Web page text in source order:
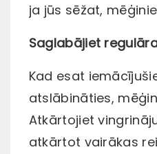
ja jūs sēžat,
Saglabājiet
Kad esat
atslābināties,
Atkārtojiet
atkārtot vairākas